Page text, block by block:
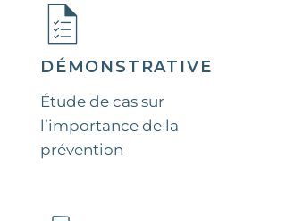
DÉMONSTRATIVE
Étude de cas sur
l’importance de la
prévention